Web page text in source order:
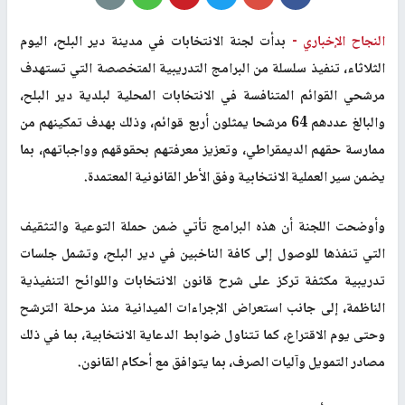
النجاح الإخباري - بدأت لجنة الانتخابات في مدينة دير البلح، اليوم
الثلاثاء، تنفيذ سلسلة من البرامج التدريبية المتخصصة التي تستهدف
مرشحي القوائم المتنافسة في الانتخابات المحلية لبلدية دير البلح،
والبالغ عددهم 64 مرشحا يمثلون أربع قوائم، وذلك بهدف تمكينهم من
ممارسة حقهم الديمقراطي، وتعزيز معرفتهم بحقوقهم وواجباتهم، بما
يضمن سير العملية الانتخابية وفق الأطر القانونية المعتمدة.
وأوضحت اللجنة أن هذه البرامج تأتي ضمن حملة التوعية والتثقيف
التي تنفذها للوصول إلى كافة الناخبين في دير البلح، وتشمل جلسات
تدريبية مكثفة تركز على شرح قانون الانتخابات واللوائح التنفيذية
الناظمة، إلى جانب استعراض الإجراءات الميدانية منذ مرحلة الترشح
وحتى يوم الاقتراع، كما تتناول ضوابط الدعاية الانتخابية، بما في ذلك
مصادر التمويل وآليات الصرف، بما يتوافق مع أحكام القانون.